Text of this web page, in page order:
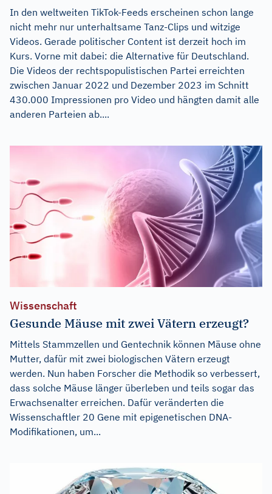
In den weltweiten TikTok-Feeds erscheinen schon lange
nicht mehr nur unterhaltsame Tanz-Clips und witzige
Videos. Gerade politischer Content ist derzeit hoch im
Kurs. Vorne mit dabei: die Alternative für Deutschland.
Die Videos der rechtspopulistischen Partei erreichten
zwischen Januar 2022 und Dezember 2023 im Schnitt
430.000 Impressionen pro Video und hängten damit alle
anderen Parteien ab....
Wissenschaft
Gesunde Mäuse mit zwei Vätern erzeugt?
Mittels Stammzellen und Gentechnik können Mäuse ohne
Mutter, dafür mit zwei biologischen Vätern erzeugt
werden. Nun haben Forscher die Methodik so verbessert,
dass solche Mäuse länger überleben und teils sogar das
Erwachsenalter erreichen. Dafür veränderten die
Wissenschaftler 20 Gene mit epigenetischen DNA-
Modifikationen, um...